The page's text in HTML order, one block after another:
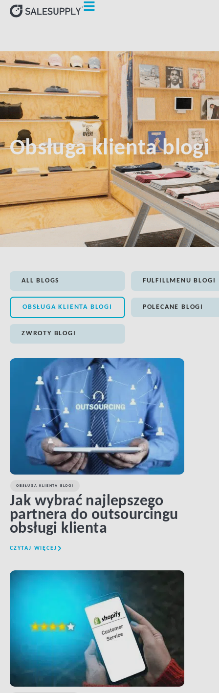
Obsługa klienta blogi
ALL BLOGS FULFILLMENU BLOGI
OBSŁUGA KLIENTA BLOGI POLECANE BLOGI
ZWROTY BLOGI
OBSŁUGA KLIENTA BLOGI
Jak wybrać najlepszego
partnera do outsourcingu
obsługi klienta
CZYTAJ WIĘCEJ
LINK BTN